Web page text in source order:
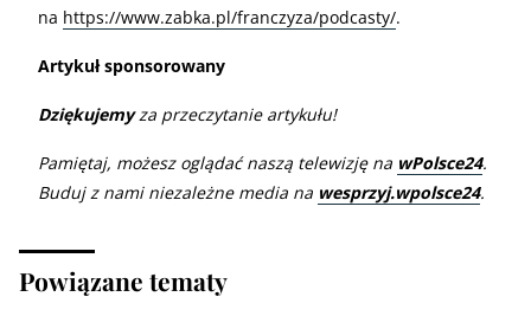
na https://www.zabka.pl/franczyza/podcasty/.
Artykuł sponsorowany
Dziękujemyza przeczytanie artykułu!
Pamiętaj, możesz oglądać naszą telewizję na wPolsce24.
Buduj z nami niezależne media na wesprzyj.wpolsce24.
Powiązane tematy